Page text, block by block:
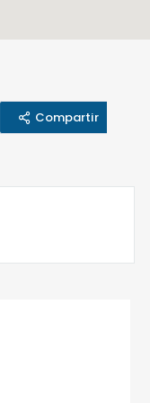
Compartir